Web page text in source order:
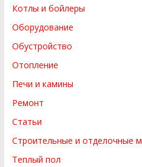
Котлы и бойлеры
Оборудование
Обустройство
Отопление
Печи и камины
Ремонт
Статьи
Строительные и отделочные
Теплый пол